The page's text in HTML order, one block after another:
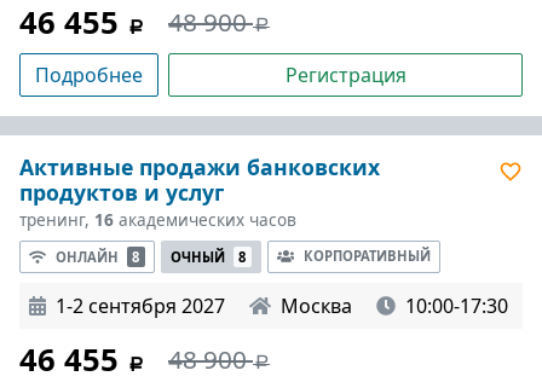
46 455 48 900
Подробнее Регистрация
Активные продажи банковских
продуктов и услуг
тренинг, 16 академических часов
ОНЛАЙН 8 ОЧНЫЙ 8 КОРПОРАТИВНЫЙ
1-2 сентября 2027 Москва 10:00-17:30
46 455 48 900